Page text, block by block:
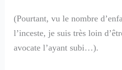
(Pourtant, vu le nombre
l’inceste, je suis très loin
avocate l’ayant subi…).